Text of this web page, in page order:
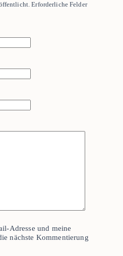
Erforderliche Felder
Adresse und meine
nächste Kommentierung